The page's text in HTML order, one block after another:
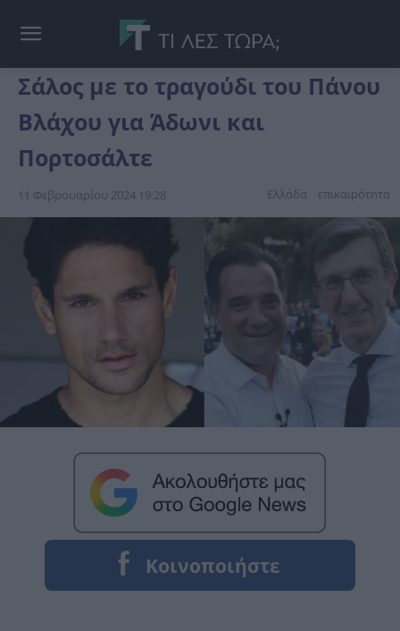
Σάλος με το τραγούδι του Πάνου
Βλάχου για Άδωνι και
Πορτοσάλτε
11 Φεβρουαρίου 2024 19:28 Ελλάδα επικαιpότnτα